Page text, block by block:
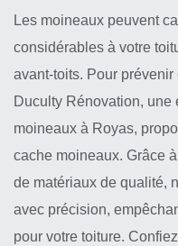
Les moineaux peuvent
considérables à votre
avant-toits. Pour
Duculty Rénovation, une
moineaux à Royas,
cache moineaux. Grâce
de matériaux de qualité,
avec précision,
pour votre toiture.